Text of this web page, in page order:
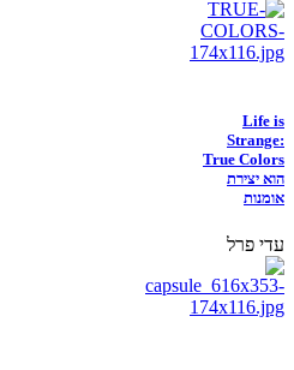
Life is
Strange:
True Colors
הוא יצירת
אומנות
עדי פרל